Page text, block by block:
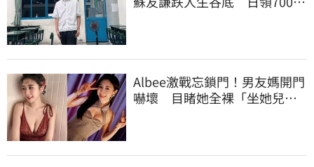
Albee激戰忘鎖門！男友媽開門
嚇壞 目睹她全裸「坐她兒子